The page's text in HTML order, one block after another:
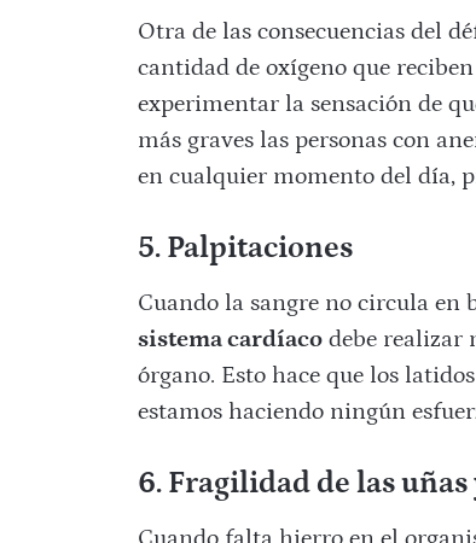
Otra de las consecuencias del
cantidad de oxígeno que
experimentar la sensación de
más graves las personas con
en cualquier momento del día,
5. Palpitaciones
Cuando la sangre no circula en
sistema cardíacodebe realizar
órgano. Esto hace que los
estamos haciendo ningún
6. Fragilidad de las